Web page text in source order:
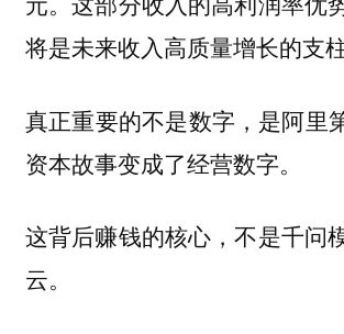
将是未来收入高质量增长的支柱
真正重要的不是数字，是阿里
资本故事变成了经营数字。
这背后赚钱的核心，不是千问
云。